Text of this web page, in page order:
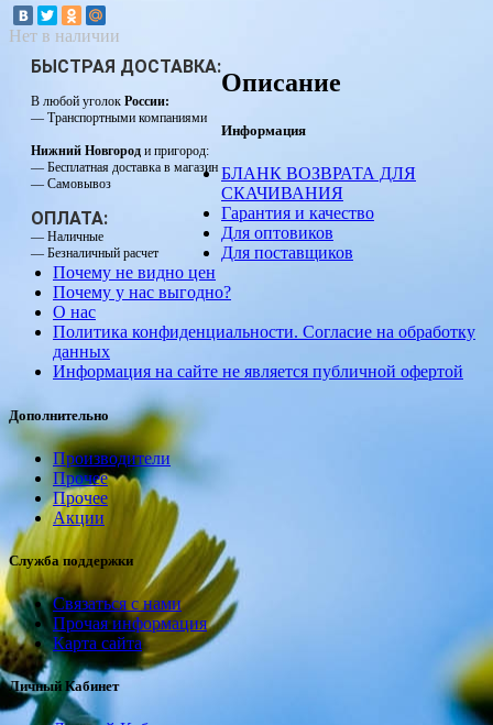
Нет в наличии
БЫСТРАЯ ДОСТАВКА:
В любой уголок России:
— Транспортными компаниями
Нижний Новгород и пригород:
— Бесплатная доставка в магазин
— Самовывоз
ОПЛАТА:
— Наличные
— Безналичный расчет
Описание
Информация
БЛАНК ВОЗВРАТА ДЛЯ
СКАЧИВАНИЯ
Гарантия и качество
Для оптовиков
Для поставщиков
Почему не видно цен
Почему у нас выгодно?
О нас
Политика конфиденциальности. Согласие на обработку
данных
Информация на сайте не является публичной офертой
Дополнительно
Производители
Прочее
Прочее
Акции
Служба поддержки
Связаться с нами
Прочая информация
Карта сайта
Личный Кабинет